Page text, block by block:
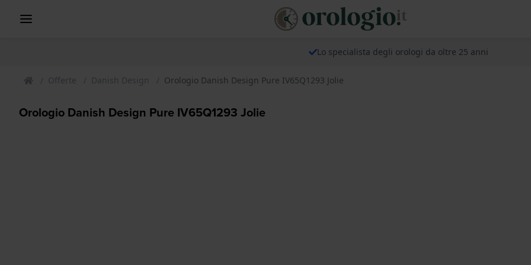
Lo specialista degli orologi da oltre 25 anni
Offerte Danish Design Orologio Danish Design Pure IV65Q1293 Jolie
Orologio Danish Design Pure IV65Q1293 Jolie